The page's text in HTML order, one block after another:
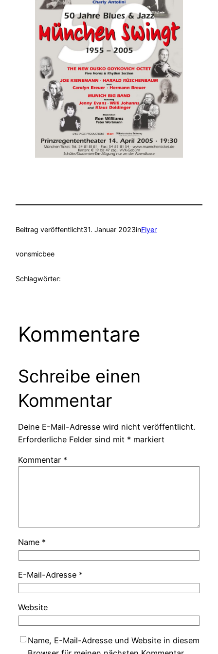
Beitrag veröffentlicht31. Januar 2023inFlyer
vonsmicbee
Schlagwörter:
Kommentare
Schreibe einen
Kommentar
Deine E-Mail-Adresse wird nicht veröffentlicht.
Erforderliche Felder sind mit * markiert
Kommentar *
Name *
E-Mail-Adresse *
Website
Name, E-Mail-Adresse und Website in diesem